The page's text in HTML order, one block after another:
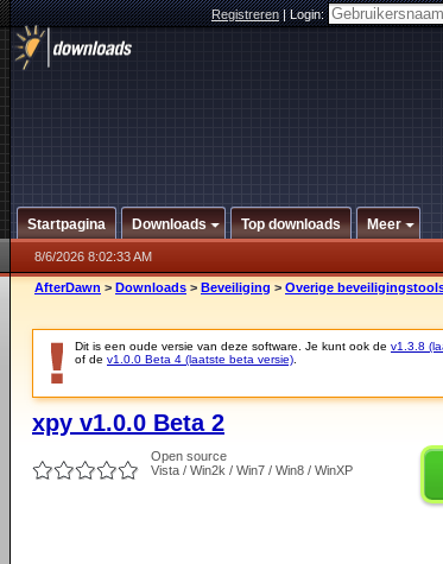
Registreren|Login:
Startpagina Downloads Top downloads Meer
8/6/2026 8:02:33 AM
AfterDawn > Downloads > Beveiliging > Overige
Dit is een oude versie van deze software. Je kunt ook de v1.3.8
of de v1.0.0 Beta 4 (laatste beta versie)
xpy v1.0.0 Beta 2
Open source
Vista / Win2k / Win7 / Win8 / WinXP